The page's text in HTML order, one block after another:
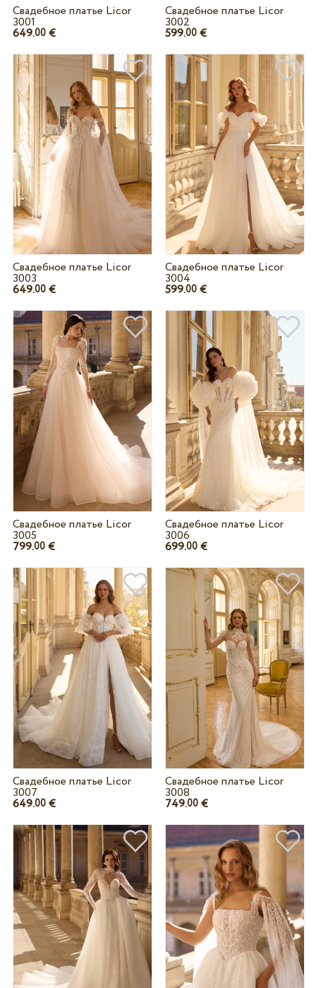
Свадебное платье Licor
3001
649.00€
Свадебное платье Licor
3002
599.00 €
Свадебное платье Licor
3003
649.00€
Свадебное платье Licor
3004
599.00 €
Свадебное платье Licor
3005
799.00€
Свадебное платье Licor
3006
699.00 €
Свадебное платье Licor
3007
649.00€
Свадебное платье Licor
3008
749.00 €